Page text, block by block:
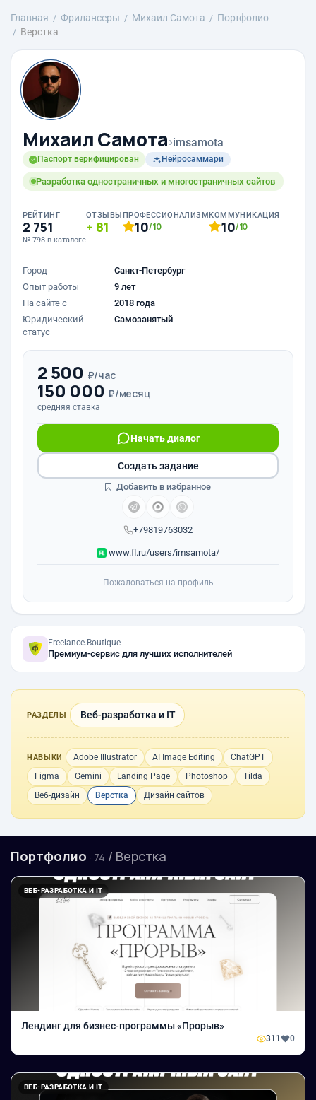
Главная Фрилансеры Михаил Самота
Портфолио
Верстка
Михаил Самота›imsamota
Паспорт верифицирован Нейросаммари
Разработка одностраничных и многостраничных сайтов
РЕЙТИНГ
2 751
№ 798 в каталоге
ОТЗЫВЫ
81
ПРОФЕССИОНАЛИЗМ
10/10
КОММУНИКАЦИЯ
10/10
Город
Санкт-Петербург
Опыт работы
9 лет
На сайте с
2018 года
Юридический
статус
Самозанятый
2 500 ₽/час
150 000 ₽/месяц
средняя ставка
+79819763032
Начать диалог
www.fl.ru/users/imsamota/
Создать задание
Добавить в избранное
Пожаловаться на профиль
Freelance.Boutique
Премиум-сервис для лучших исполнителей
РАЗДЕЛЫ Веб-разработка и IT
НАВЫКИ Adobe Illustrator AI Image Editing
ChatGPT
Figma
Gemini Landing Page Photoshop
Tilda
Веб-дизайн
Верстка Дизайн сайтов
Портфолио · 74 / Верстка
ВЕБ-РАЗРАБОТКА И IT
Лендинг для бизнес-программы «Прорыв»
311 0
ВЕБ-РАЗРАБОТКА И IT